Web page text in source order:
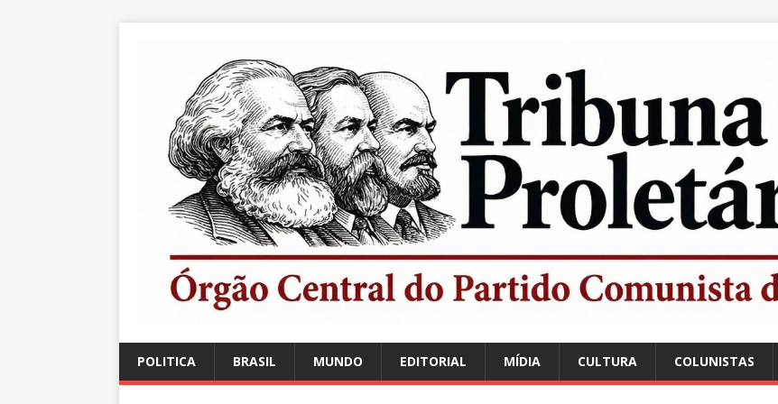
POLITICA BRASIL MUNDO EDITORIAL MÍDIA CULTURA COLUNISTAS